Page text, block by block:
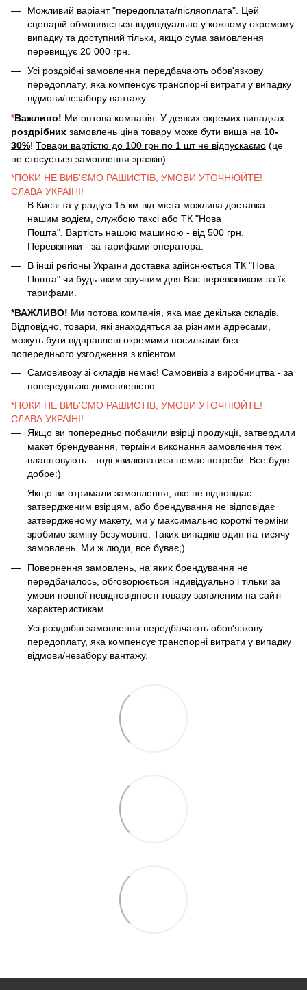
Можливий варіант "передоплата/післяоплата". Цей
сценарій обмовляється індивідуально у кожному окремому
випадку та доступний тільки, якщо сума замовлення
перевищує 20 000 грн.
Усі роздрібні замовлення передбачають обов'язкову
передоплату, яка компенсує транспорні витрати у випадку
відмови/незабору вантажу.
*Важливо! Ми оптова компанія. У деяких окремих випадках
роздрібних замовлень ціна товару може бути вища на 10-
30%! Товари вартістю до 100 грн по 1 шт не відпускаємо (це
не стосується замовлення зразків).
*ПОКИ НЕ ВИБ'ЄМО РАШИСТІВ, УМОВИ УТОЧНЮЙТЕ!
СЛАВА УКРАЇНІ!
В Києві та у радіусі 15 км від міста можлива доставка
нашим водієм, службою таксі або ТК "Нова
Пошта". Вартість нашою машиною - від 500 грн.
Перевізники - за тарифами оператора.
В інші регіоны України доставка здійснюється ТК "Нова
Пошта" чи будь-яким зручним для Вас перевізником за їх
тарифами.
*ВАЖЛИВО! Ми потова компанія, яка має декілька складів.
Відповідно, товари, які знаходяться за різними адресами,
можуть бути відправлені окремими посилками без
попереднього узгодження з клієнтом.
Самовивозу зі складів немає! Самовивіз з виробництва - за
попередньою домовленістю.
*ПОКИ НЕ ВИБ'ЄМО РАШИСТІВ, УМОВИ УТОЧНЮЙТЕ!
СЛАВА УКРАЇНІ!
Якщо ви попередньо побачили взірці продукції, затвердили
макет брендування, терміни виконання замовлення теж
влаштовують - тоді хвилюватися немає потреби. Все буде
добре:)
Якщо ви отримали замовлення, яке не відповідає
затвердженим взірцям, або брендування не відповідає
затвердженому макету, ми у максимально короткі терміни
зробимо заміну безумовно. Таких випадків один на тисячу
замовлень. Ми ж люди, все буває;)
Повернення замовлень, на яких брендування не
передбачалось, обговорюється індивідуально і тільки за
умови повної невідповідності товару заявленим на сайті
характеристикам.
Усі роздрібні замовлення передбачають обов'язкову
передоплату, яка компенсує транспорні витрати у випадку
відмови/незабору вантажу.